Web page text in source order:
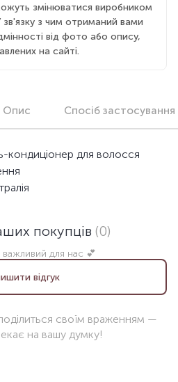
змінюватися виробником
з чим отриманий вами
від фото або опису,
на сайті.
Опис Спосіб застосування
кондиціонер для волосся
покупців (0)
важливий для нас 💕
відгук
своїм враженням —
на вашу думку!